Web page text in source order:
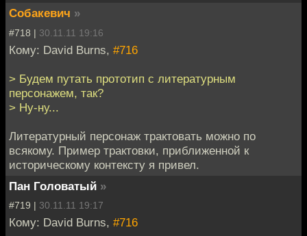
Собакевич »
#718 | 30.11.11 19:16
Кому: David Burns, #716
> Будем путать прототип с литературным
персонажем, так?
> Ну-ну...
Литературный персонаж трактовать можно по
всякому. Пример трактовки, приближенной к
историческому контексту я привел.
Пан Головатый »
#719 | 30.11.11 19:17
Кому: David Burns, #716